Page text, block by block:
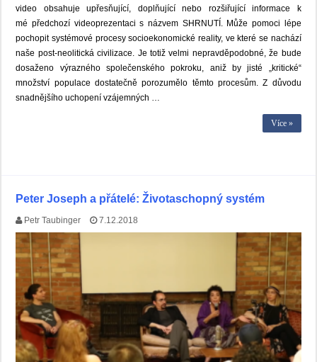
video obsahuje upřesňující, doplňující nebo rozšiřující informace k
mé předchozí videoprezentaci s názvem SHRNUTÍ. Může pomoci lépe
pochopit systémové procesy socioekonomické reality, ve které se nachází
naše post-neolitická civilizace. Je totiž velmi nepravděpodobné, že bude
dosaženo výrazného společenského pokroku, aniž by jisté „kritické“
množství populace dostatečně porozumělo těmto procesům. Z důvodu
snadnějšího uchopení vzájemných …
Více »
Peter Joseph a přátelé: Životaschopný systém
Petr Taubinger 7.12.2018